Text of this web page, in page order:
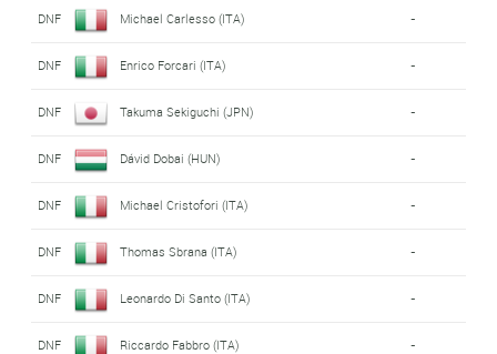
DNF Michael Carlesso (ITA) -
DNF Enrico Forcari (ITA) -
DNF Takuma Sekiguchi (JPN) -
DNF Dávid Dobai (HUN) -
DNF Michael Cristofori (ITA) -
DNF Thomas Sbrana (ITA) -
DNF Leonardo Di Santo (ITA) -
DNF Riccardo Fabbro (ITA) -